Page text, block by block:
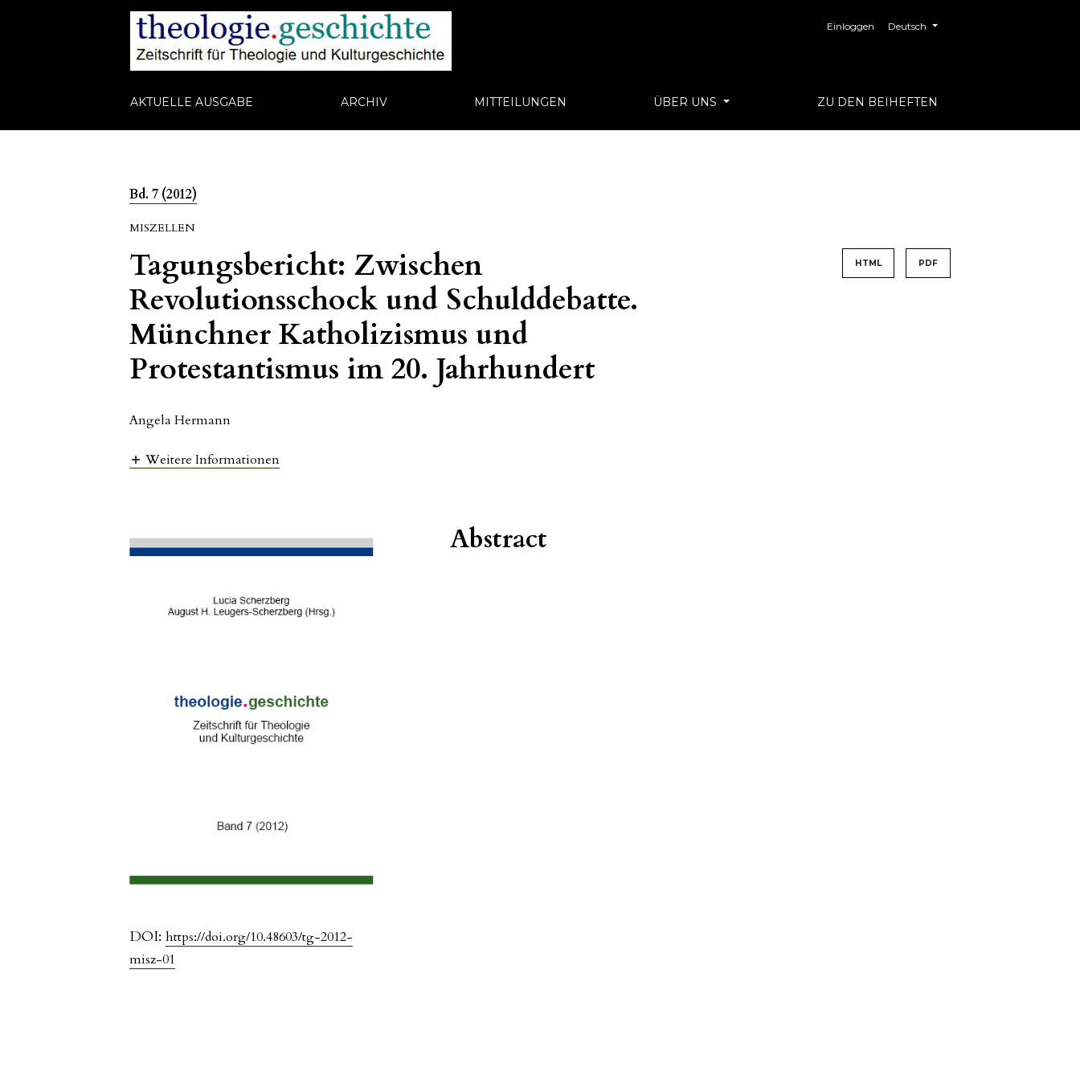
Einloggen Deutsch
AKTUELLE AUSGABE ARCHIV MITTEILUNGEN ÜBER UNS ZU DEN BEIHEFTEN
Bd. 7 (2012)
MISZELLEN
Tagungsbericht: Zwischen
Revolutionsschock und Schulddebatte.
Münchner Katholizismus und
Protestantismus im 20. Jahrhundert
HTML PDF
Angela Hermann
Weitere Informationen
DOI:https://doi.org/10.48603/tg-2012-
misz-01
Abstract